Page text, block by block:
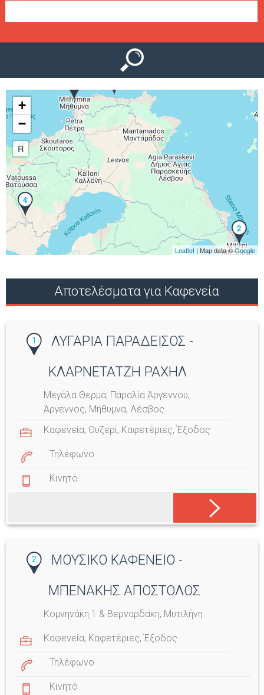
ε
ο
1
2
4
+
−
R
Leaflet | Map data ©Google
Αποτελέσματα για Καφενεία
1
ΛΥΓΑΡΙΑ ΠΑΡΑΔΕΙΣΟΣ -
ΚΛΑΡΝΕΤΑΤΖΗ ΡΑΧΗΛ
Μεγάλα Θερμά, Παραλία Άργεννου,
Άργεννος, Μήθυμνα, Λέσβος
Καφενεία, Ουζερί, Καφετέριες,Έξοδος
Τηλέφωνο
Κινητό
2
ΜΟΥΣΙΚΟ ΚΑΦΕΝΕΙΟ -
ΜΠΕΝΑΚΗΣ ΑΠΟΣΤΟΛΟΣ
Κομνηνάκη 1 & Βερναρδάκη, Μυτιλήνη
Καφενεία, Καφετέριες,Έξοδος
Τηλέφωνο
Κινητό